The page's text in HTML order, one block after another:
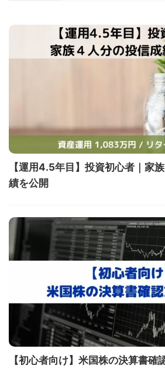
【運用4.5年目】投資初心者｜家
績を公開
【初心者向け】米国株の決算書確